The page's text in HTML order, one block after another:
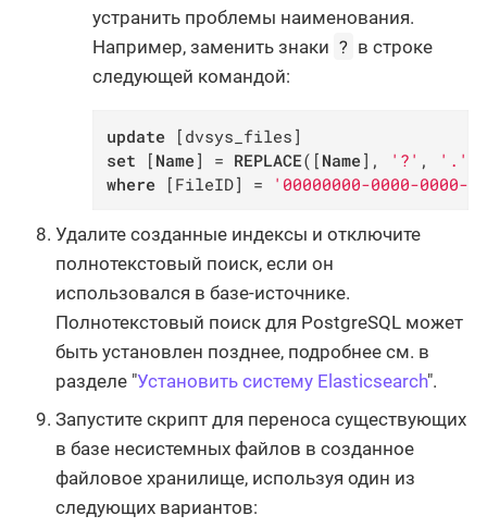
устранить проблемы наименования.
Например, заменить знаки ? в строке
следующей командой:
update
set [ Name ] = REPLACE([ Name ], '?' , '.'
where [FileID] = '00000000-0000-0000-
Удалите созданные индексы и отключите
полнотекстовый поиск, если он
использовался в базе-источнике.
Полнотекстовый поиск для PostgreSQL может
быть установлен позднее, подробнее см. в
разделе "Установить систему Elasticsearch".
Запустите скрипт для переноса существующих
в базе несистемных файлов в созданное
файловое хранилище, используя один из
следующих вариантов: